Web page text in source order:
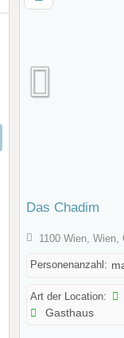
Das Chadim
1100 Wien, Wien,
Personenanzahl:
Art der Location:
Gasthaus